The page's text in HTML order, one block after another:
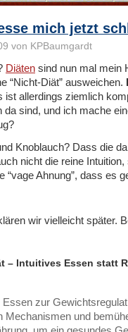
mich jetzt
von KPBaumgardt
Diäten sind nun mal mein
“Nicht-Diät” ausweichen.
ist allerdings ziemlich
sind, und ich mache
Knoblauch? Dass die
nicht die reine Intuition,
Ahnung”, dass es
wir vielleicht später.
– Intuitives Essen statt
zur
Mechanismen und